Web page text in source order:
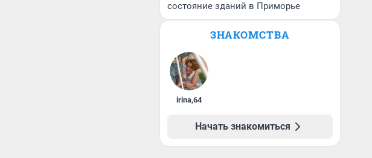
состояние зданий в Приморье
ЗНАКОМСТВА
irina,64
Начать знакомиться